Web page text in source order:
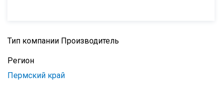
Тип компании Производитель
Регион
Пермский край